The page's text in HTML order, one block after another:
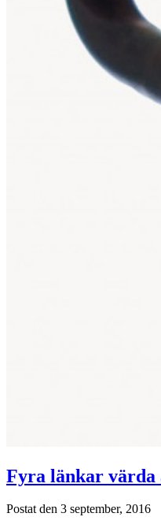
Fyra länkar värda
Postat den 3 september, 2016